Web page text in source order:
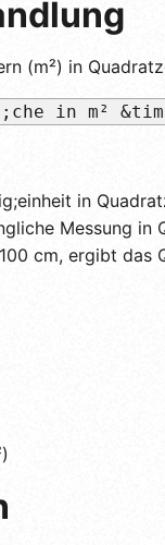
(m²) in
in m²
in
Messung in
cm, ergibt das